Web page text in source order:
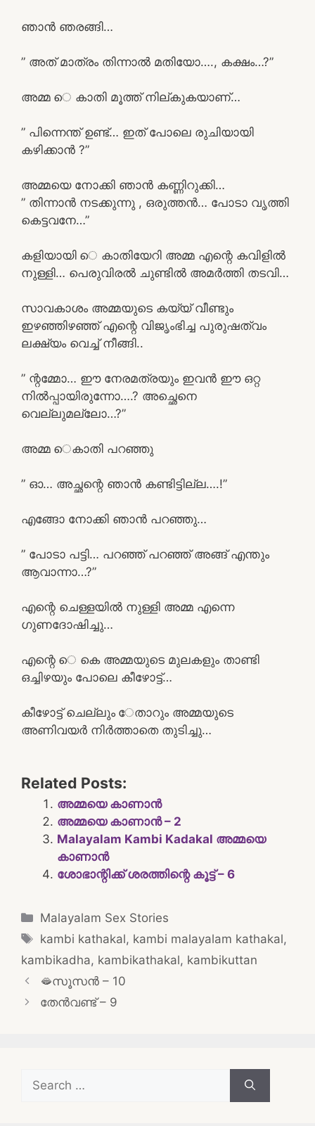
ഞാൻ ഞരങ്ങി…
” അത് മാത്രം തിന്നാൽ മതിയോ…., കക്ഷം…?”
അമ്മ െ കാതി മൂത്ത് നില്കുകയാണ്…
” പിന്നെന്ത് ഉണ്ട്… ഇത് പോലെ രുചിയായി
കഴിക്കാൻ ?”
അമ്മയെ നോക്കി ഞാൻ കണ്ണിറുക്കി…
” തിന്നാൻ നടക്കുന്നു , ഒരുത്തൻ… പോടാ വൃത്തി
കെട്ടവനേ…”
കളിയായി െ കാതിയേറി അമ്മ എന്റെ കവിളിൽ
നുള്ളി… പെരുവിരൽ ചുണ്ടിൽ അമർത്തി തടവി…
സാവകാശം അമ്മയുടെ കയ്യ് വീണ്ടും
ഇഴഞ്ഞിഴഞ്ഞ് എന്റെ വിജൃംഭിച്ച പുരുഷത്വം
ലക്ഷ്യം വെച്ച് നീങ്ങി..
” ന്റമ്മോ… ഈ നേരമത്രയും ഇവൻ ഈ ഒറ്റ
നിൽപ്പായിരുന്നോ….? അച്ഛെനെ
വെല്ലുമല്ലോ…?”
അമ്മ െകാതി പറഞ്ഞു
” ഓ… അച്ഛന്റെ ഞാൻ കണ്ടിട്ടില്ല….!”
എങ്ങോ നോക്കി ഞാൻ പറഞ്ഞു…
” പോടാ പട്ടി… പറഞ്ഞ് പറഞ്ഞ് അങ്ങ് എന്തും
ആവാന്നാ…?”
എന്റെ ചെള്ളയിൽ നുള്ളി അമ്മ എന്നെ
ഗുണദോഷിച്ചു…
എന്റെ െ കെ അമ്മയുടെ മുലകളും താണ്ടി
ഒച്ചിഴയും പോലെ കീഴോട്ട്…
കീഴോട്ട് ചെല്ലും േതാറും അമ്മയുടെ
അണിവയർ നിർത്താതെ തുടിച്ചു…
Related Posts:
അമ്മയെ കാണാൻ
അമ്മയെ കാണാൻ – 2
Malayalam Kambi Kadakal അമ്മയെ
കാണാൻ
ശോഭാന്റിക്ക് ശരത്തിന്റെ കൂട്ട് – 6
Categories
Malayalam Sex Stories
Tags
kambi kathakal, kambi malayalam kathakal,
kambikadha, kambikathakal, kambikuttan
Post
navigation
🫦സൂസൻ – 10
തേൻവണ്ട് – 9
Search
for: